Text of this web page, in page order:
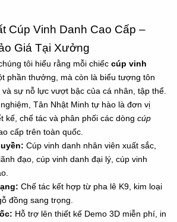
Cúp Vinh Danh Cao Cấp –
Giá Tại Xưởng
chúng tôi hiểu rằng mỗi chiếc cúp vinh
phần thưởng, mà còn là biểu tượng tôn
sự nỗ lực vượt bậc của cá nhân, tập thể.
Tân Nhật Minh tự hào là đơn vị
kế, chế tác và phân phối các dòng cúp
cấp trên toàn quốc.
Cúp vinh danh nhân viên xuất sắc,
đạo, cúp vinh danh đại lý, cúp vinh
Chế tác kết hợp từ pha lê K9, kim loại
đồng sang trọng.
Hỗ trợ lên thiết kế Demo 3D miễn phí, in